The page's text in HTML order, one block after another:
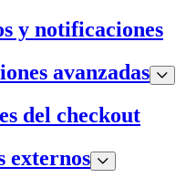
y notificaciones
avanzadas
del checkout
externos